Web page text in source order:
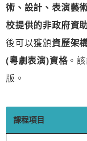
術、設計、表演藝
校提供的非政府資
後可以獲頒資歷架
(粵劇表演)資格。
版。
課程項目